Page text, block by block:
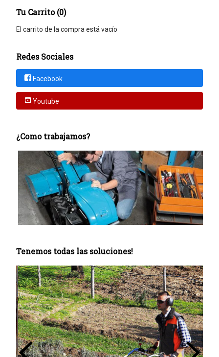
Tu Carrito (0)
El carrito de la compra está vacío
Redes Sociales
Facebook
Youtube
¿Como trabajamos?
Tenemos todas las soluciones!